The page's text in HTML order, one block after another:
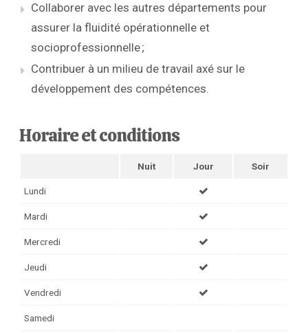
Collaborer avec les autres départements pour
assurer la fluidité opérationnelle et
socioprofessionnelle ;
Contribuer à un milieu de travail axé sur le
développement des compétences.
Horaire et conditions
Nuit Jour Soir
Lundi
Mardi
Mercredi
Jeudi
Vendredi
Samedi